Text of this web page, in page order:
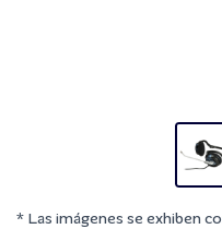
* Las imágenes se exhiben